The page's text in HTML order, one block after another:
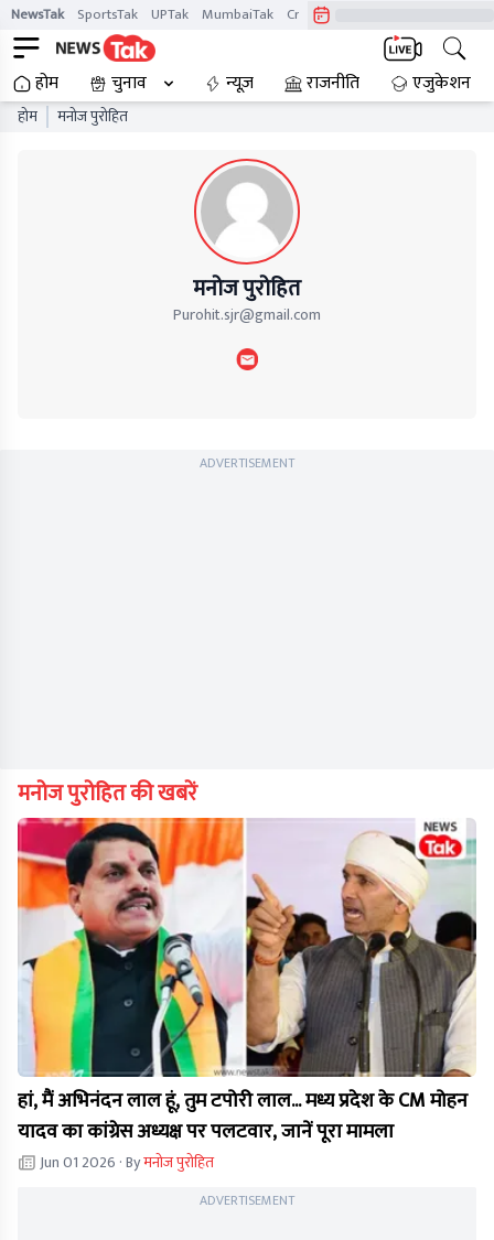
NewsTak SportsTak UPTak MumbaiTak CrimeTak
होम चुनाव न्यूज़ राजनीति एजुकेशन
होम मनोज पुरोहित
मनोज पुरोहित
Purohit.sjr@gmail.com
ADVERTISEMENT
मनोज पुरोहित की खबरें
हां, मैं अभिनंदन लाल हूं, तुम टपोरी लाल... मध्य प्रदेश के CM मोहन
यादव का कांग्रेस अध्यक्ष पर पलटवार, जानें पूरा मामला
Jun 01 2026 · Byमनोज पुरोहित
ADVERTISEMENT